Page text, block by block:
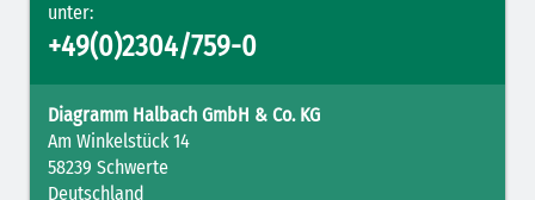
unter:
+49(0)2304/759-0
Diagramm Halbach GmbH & Co. KG
Am Winkelstück 14
58239 Schwerte
Deutschland